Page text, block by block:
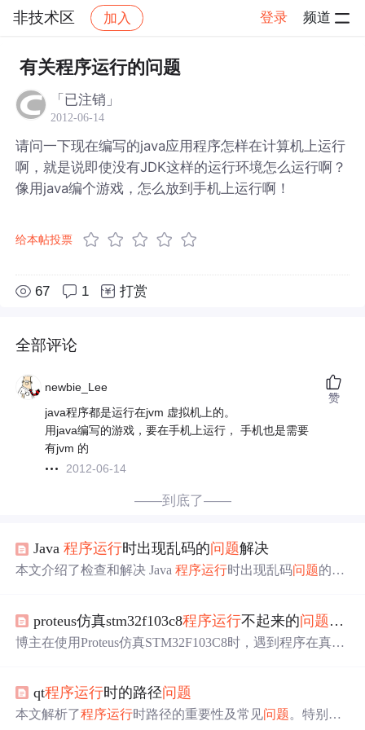
非技术区 加入 登录 频道
社区 非技术区 帖子详情
有关程序运行的问题
「已注销」
2012-06-14
请问一下现在编写的java应用程序怎样在计算机上运行
啊，就是说即使没有JDK这样的运行环境怎么运行啊？
像用java编个游戏，怎么放到手机上运行啊！
给本帖投票
67 1 打赏
全部评论
newbie_Lee
java程序都是运行在jvm 虚拟机上的。
用java编写的游戏，要在手机上运行， 手机也是需要
有jvm 的
2012-06-14
赞
——到底了——
Java程序运行时出现乱码的问题解决
本文介绍了检查和解决 Java程序运行时出现乱码问题的步
及环境变量等，还详细说明了环境变量 JAVA_TOOL_OPT
IONS 的作用、设置方法和注意事项。
proteus仿真stm32f103c8程序运行不起来的问题分析
博主在使用Proteus仿真STM32F103C8时，遇到程序在真实
行 变慢。将时钟频率设置为与程序一致的72Mhz后，
解决。
qt程序运行时的路径问题
本文解析了程序运行时路径的重要性及常见问题。特别是